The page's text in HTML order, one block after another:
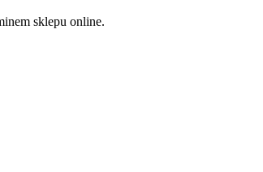
sklepu online.